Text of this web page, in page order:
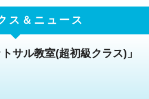
ス＆ニュース
サル教室(超初級クラス)」